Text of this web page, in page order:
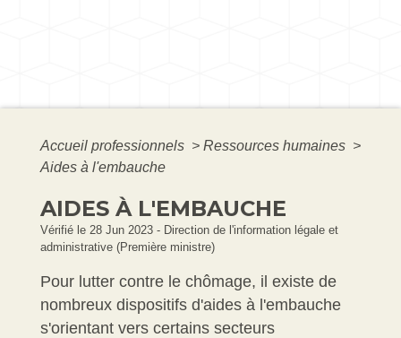
Accueil professionnels > Ressources humaines >
Aides à l'embauche
AIDES À L'EMBAUCHE
Vérifié le 28 Jun 2023 - Direction de l'information légale et
administrative (Première ministre)
Pour lutter contre le chômage, il existe de
nombreux dispositifs d'aides à l'embauche
s'orientant vers certains secteurs